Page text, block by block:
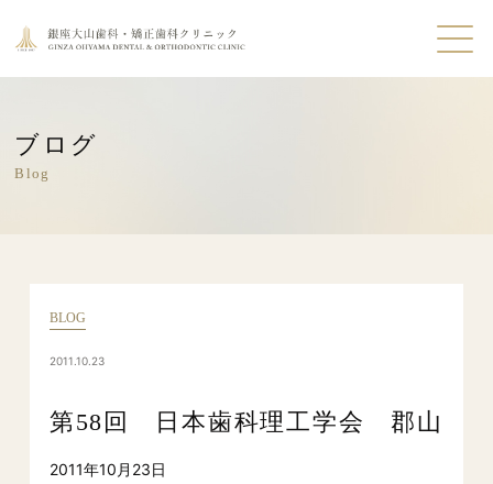
ブログ
Blog
BLOG
2011.10.23
第58回 日本歯科理工学会 郡山
2011年10月23日